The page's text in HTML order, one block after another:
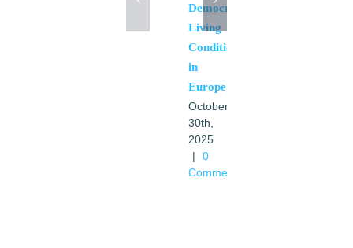
Democratic
Living
Conditions
in
Europe
October
30th,
2025
|
0
Comments